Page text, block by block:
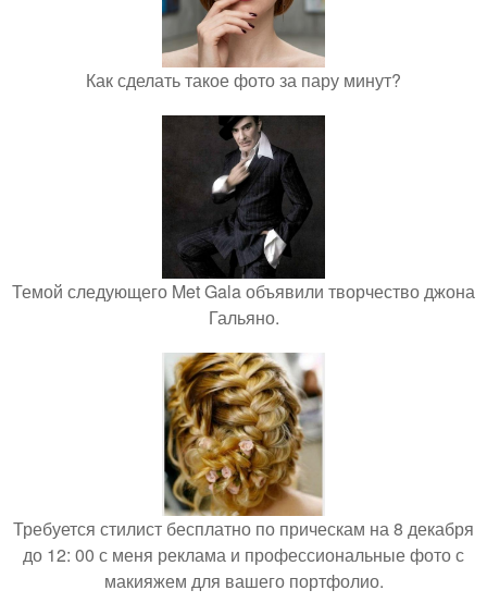
Как сделать такое фото за пару минут?
Темой следующего Met Gala объявили творчество джона
Гальяно.
Требуется стилист бесплатно по прическам на 8 декабря
до 12: 00 с меня реклама и профессиональные фото с
макияжем для вашего портфолио.